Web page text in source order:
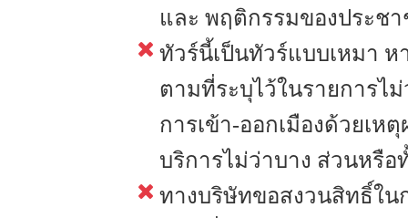
และ พฤติกรรมของประช
ทัวร์นี้เป็นทัวร์แบบเหมา
ตามที่ระบุไว้ในรายการไ
การเข้า-ออกเมืองด้วยเห
บริการไม่ว่าบาง ส่วนหรื
ทางบริษัทขอสงวนสิทธิ์ใน